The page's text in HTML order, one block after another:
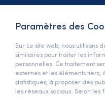
Bedrettin Dalan Bulvarı
Voir sur la Carte »
TÉLÉPHONE
+90 (212) 678 13 13
Paramètres des
Sur ce site web, nous utilisons
similaires pour traiter les
personnelles. Ce traitement
externes et les éléments
statistiques, à proposer des
les réseaux sociaux. Selon